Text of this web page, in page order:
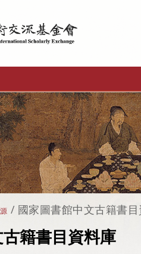
/ 國家圖書館中文古籍書
籍書目資料庫